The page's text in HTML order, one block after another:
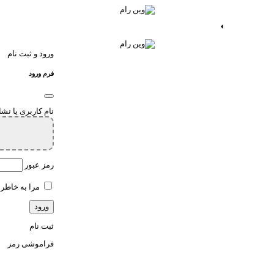
ورود و ثبت نام
فرم ورود
نام کاربری یا
رمز عبور
مرا به خاطر
ثبت نام
فراموشی رمز